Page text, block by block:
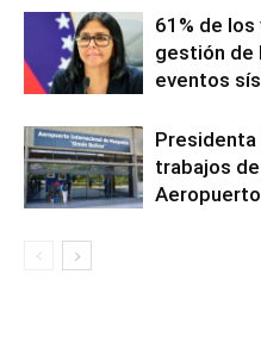
61% de
gestión de
eventos
Presidenta
trabajos